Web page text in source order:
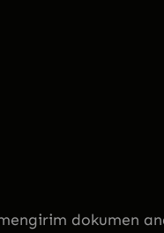
dokumen